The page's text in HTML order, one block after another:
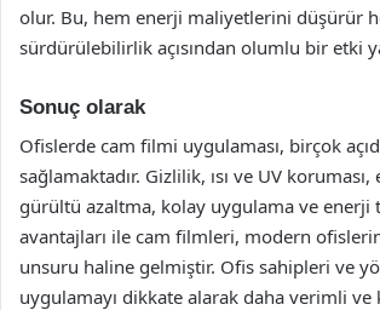
olur. Bu, hem enerji maliyetlerini düşürür
sürdürülebilirlik açısından olumlu bir etki
Sonuç olarak
Ofislerde cam filmi uygulaması, birçok
sağlamaktadır. Gizlilik, ısı ve UV
gürültü azaltma, kolay uygulama ve enerji
avantajları ile cam filmleri, modern
unsuru haline gelmiştir. Ofis sahipleri ve
uygulamayı dikkate alarak daha verimli